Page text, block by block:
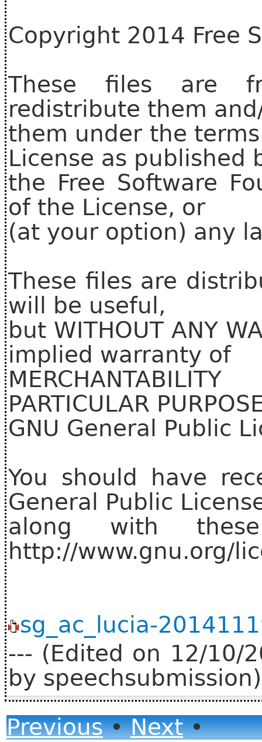
Copyright 2014 Free
These files are
redistribute them
them under the
License as published
the Free Software
of the License, or
(at your option) any
These files are
will be useful,
but WITHOUT ANY
implied warranty of
PARTICULAR
GNU General Public
You should have
General Public
along with
http://www.gnu.org/
sg_ac_lucia-
--- (Edited on 12/10/
by
Previous•Next•